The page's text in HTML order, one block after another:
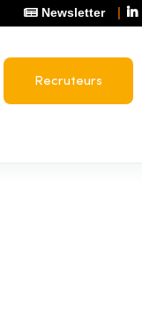
Newsletter
Recruteurs